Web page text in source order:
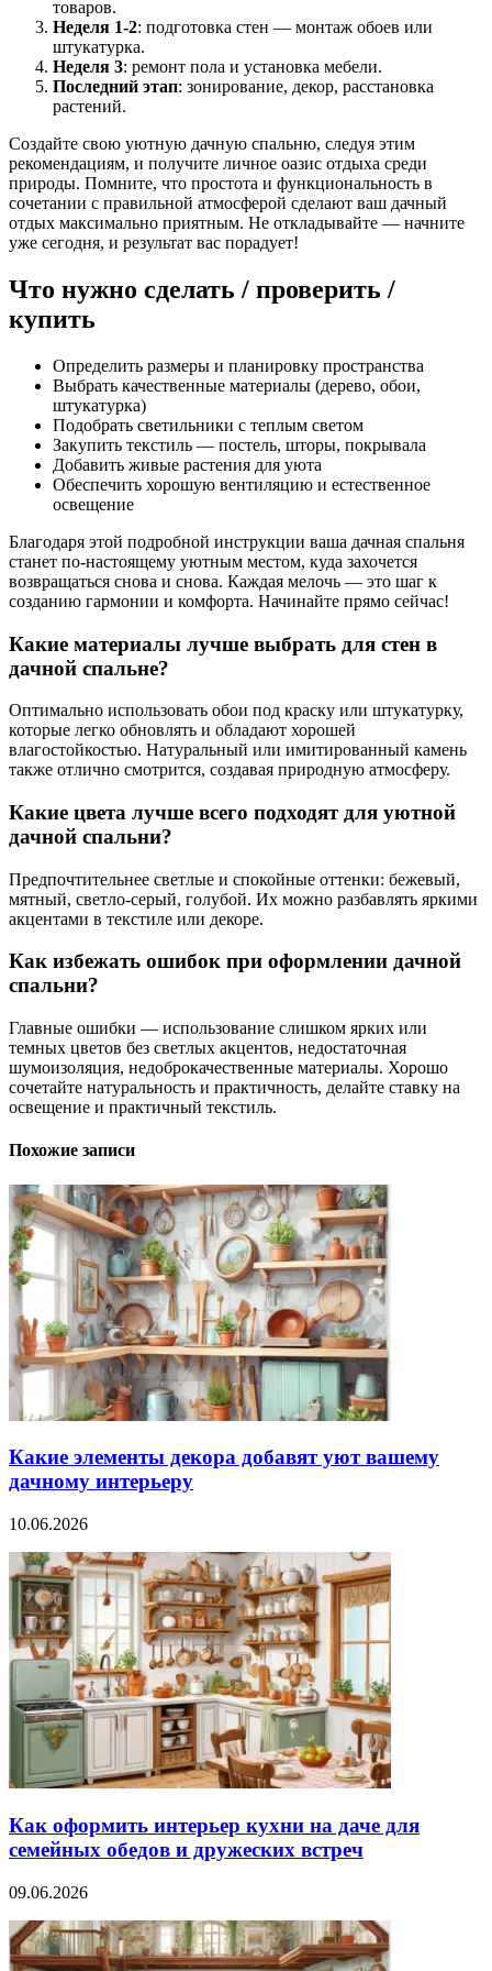
товаров.
Неделя 1-2: подготовка стен — монтаж обоев или
штукатурка.
Неделя 3: ремонт пола и установка мебели.
Последний этап: зонирование, декор, расстановка
растений.
Создайте свою уютную дачную спальню, следуя этим
рекомендациям, и получите личное оазис отдыха среди
природы. Помните, что простота и функциональность в
сочетании с правильной атмосферой сделают ваш дачный
отдых максимально приятным. Не откладывайте — начните
уже сегодня, и результат вас порадует!
Что нужно сделать / проверить /
купить
Определить размеры и планировку пространства
Выбрать качественные материалы (дерево, обои,
штукатурка)
Подобрать светильники с теплым светом
Закупить текстиль — постель, шторы, покрывала
Добавить живые растения для уюта
Обеспечить хорошую вентиляцию и естественное
освещение
Благодаря этой подробной инструкции ваша дачная спальня
станет по-настоящему уютным местом, куда захочется
возвращаться снова и снова. Каждая мелочь — это шаг к
созданию гармонии и комфорта. Начинайте прямо сейчас!
Какие материалы лучше выбрать для стен в
дачной спальне?
Оптимально использовать обои под краску или штукатурку,
которые легко обновлять и обладают хорошей
влагостойкостью. Натуральный или имитированный камень
также отлично смотрится, создавая природную атмосферу.
Какие цвета лучше всего подходят для уютной
дачной спальни?
Предпочтительнее светлые и спокойные оттенки: бежевый,
мятный, светло-серый, голубой. Их можно разбавлять яркими
акцентами в текстиле или декоре.
Как избежать ошибок при оформлении дачной
спальни?
Главные ошибки — использование слишком ярких или
темных цветов без светлых акцентов, недостаточная
шумоизоляция, недоброкачественные материалы. Хорошо
сочетайте натуральность и практичность, делайте ставку на
освещение и практичный текстиль.
Похожие записи
Какие элементы декора добавят уют вашему
дачному интерьеру
10.06.2026
Как оформить интерьер кухни на даче для
семейных обедов и дружеских встреч
09.06.2026